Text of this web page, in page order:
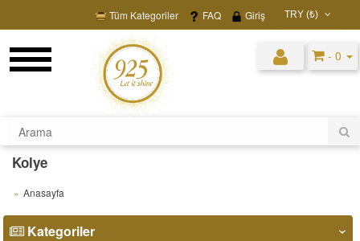
TRY (₺)
EUR (€)
Tüm Kategoriler FAQ Giriş
- 0
Kolye
Anasayfa
Kategoriler ‹